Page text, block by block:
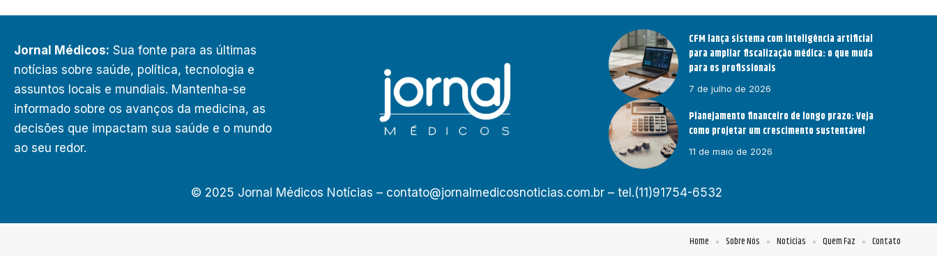
Jornal Médicos: Sua fonte para as últimas
notícias sobre saúde, política, tecnologia e
assuntos locais e mundiais. Mantenha-se
informado sobre os avanços da medicina, as
decisões que impactam sua saúde e o mundo
ao seu redor.
CFM lança sistema com inteligência artificial
para ampliar fiscalização médica: o que muda
para os profissionais
7 de julho de 2026
Planejamento financeiro de longo prazo: Veja
como projetar um crescimento sustentável
11 de maio de 2026
© 2025 Jornal Médicos Notícias – contato@jornalmedicosnoticias.com.br– tel.(11)91754-6532
Home Sobre Nós Notícias Quem Faz Contato